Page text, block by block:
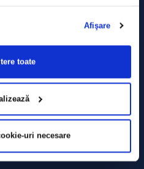
Afişare
toate
uri necesare